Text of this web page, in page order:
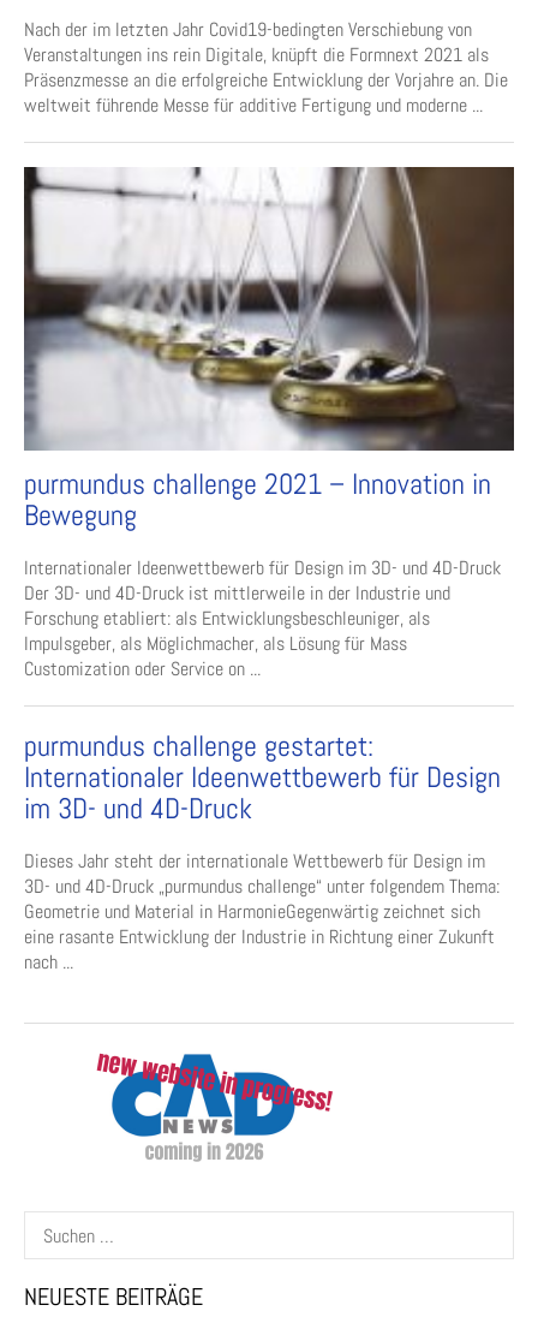
Nach der im letzten Jahr Covid19-bedingten Verschiebung von
Veranstaltungen ins rein Digitale, knüpft die Formnext 2021 als
Präsenzmesse an die erfolgreiche Entwicklung der Vorjahre an. Die
weltweit führende Messe für additive Fertigung und moderne ...
purmundus challenge 2021 – Innovation in
Bewegung
Internationaler Ideenwettbewerb für Design im 3D- und 4D-Druck
Der 3D- und 4D-Druck ist mittlerweile in der Industrie und
Forschung etabliert: als Entwicklungsbeschleuniger, als
Impulsgeber, als Möglichmacher, als Lösung für Mass
Customization oder Service on ...
purmundus challenge gestartet:
Internationaler Ideenwettbewerb für Design
im 3D- und 4D-Druck
Dieses Jahr steht der internationale Wettbewerb für Design im
3D- und 4D-Druck „purmundus challenge“ unter folgendem Thema:
Geometrie und Material in HarmonieGegenwärtig zeichnet sich
eine rasante Entwicklung der Industrie in Richtung einer Zukunft
nach ...
Suchen
nach:
NEUESTE BEITRÄGE